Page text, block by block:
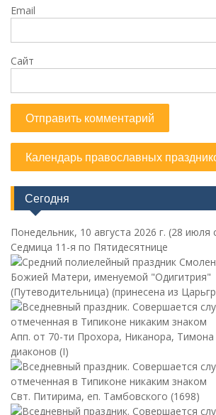
Email
Сайт
Календарь православных
Сегодня
Понедельник, 10 августа 2026 г. (28 июля
Седмица 11-я по Пятидесятнице
Божией Матери, именуемой "Одигитрия"
(Путеводительница) (принесена из
Апп. от 70-ти Прохора, Никанора,
диаконов (I)
Свт. Питирима, еп. Тамбовского (1698)